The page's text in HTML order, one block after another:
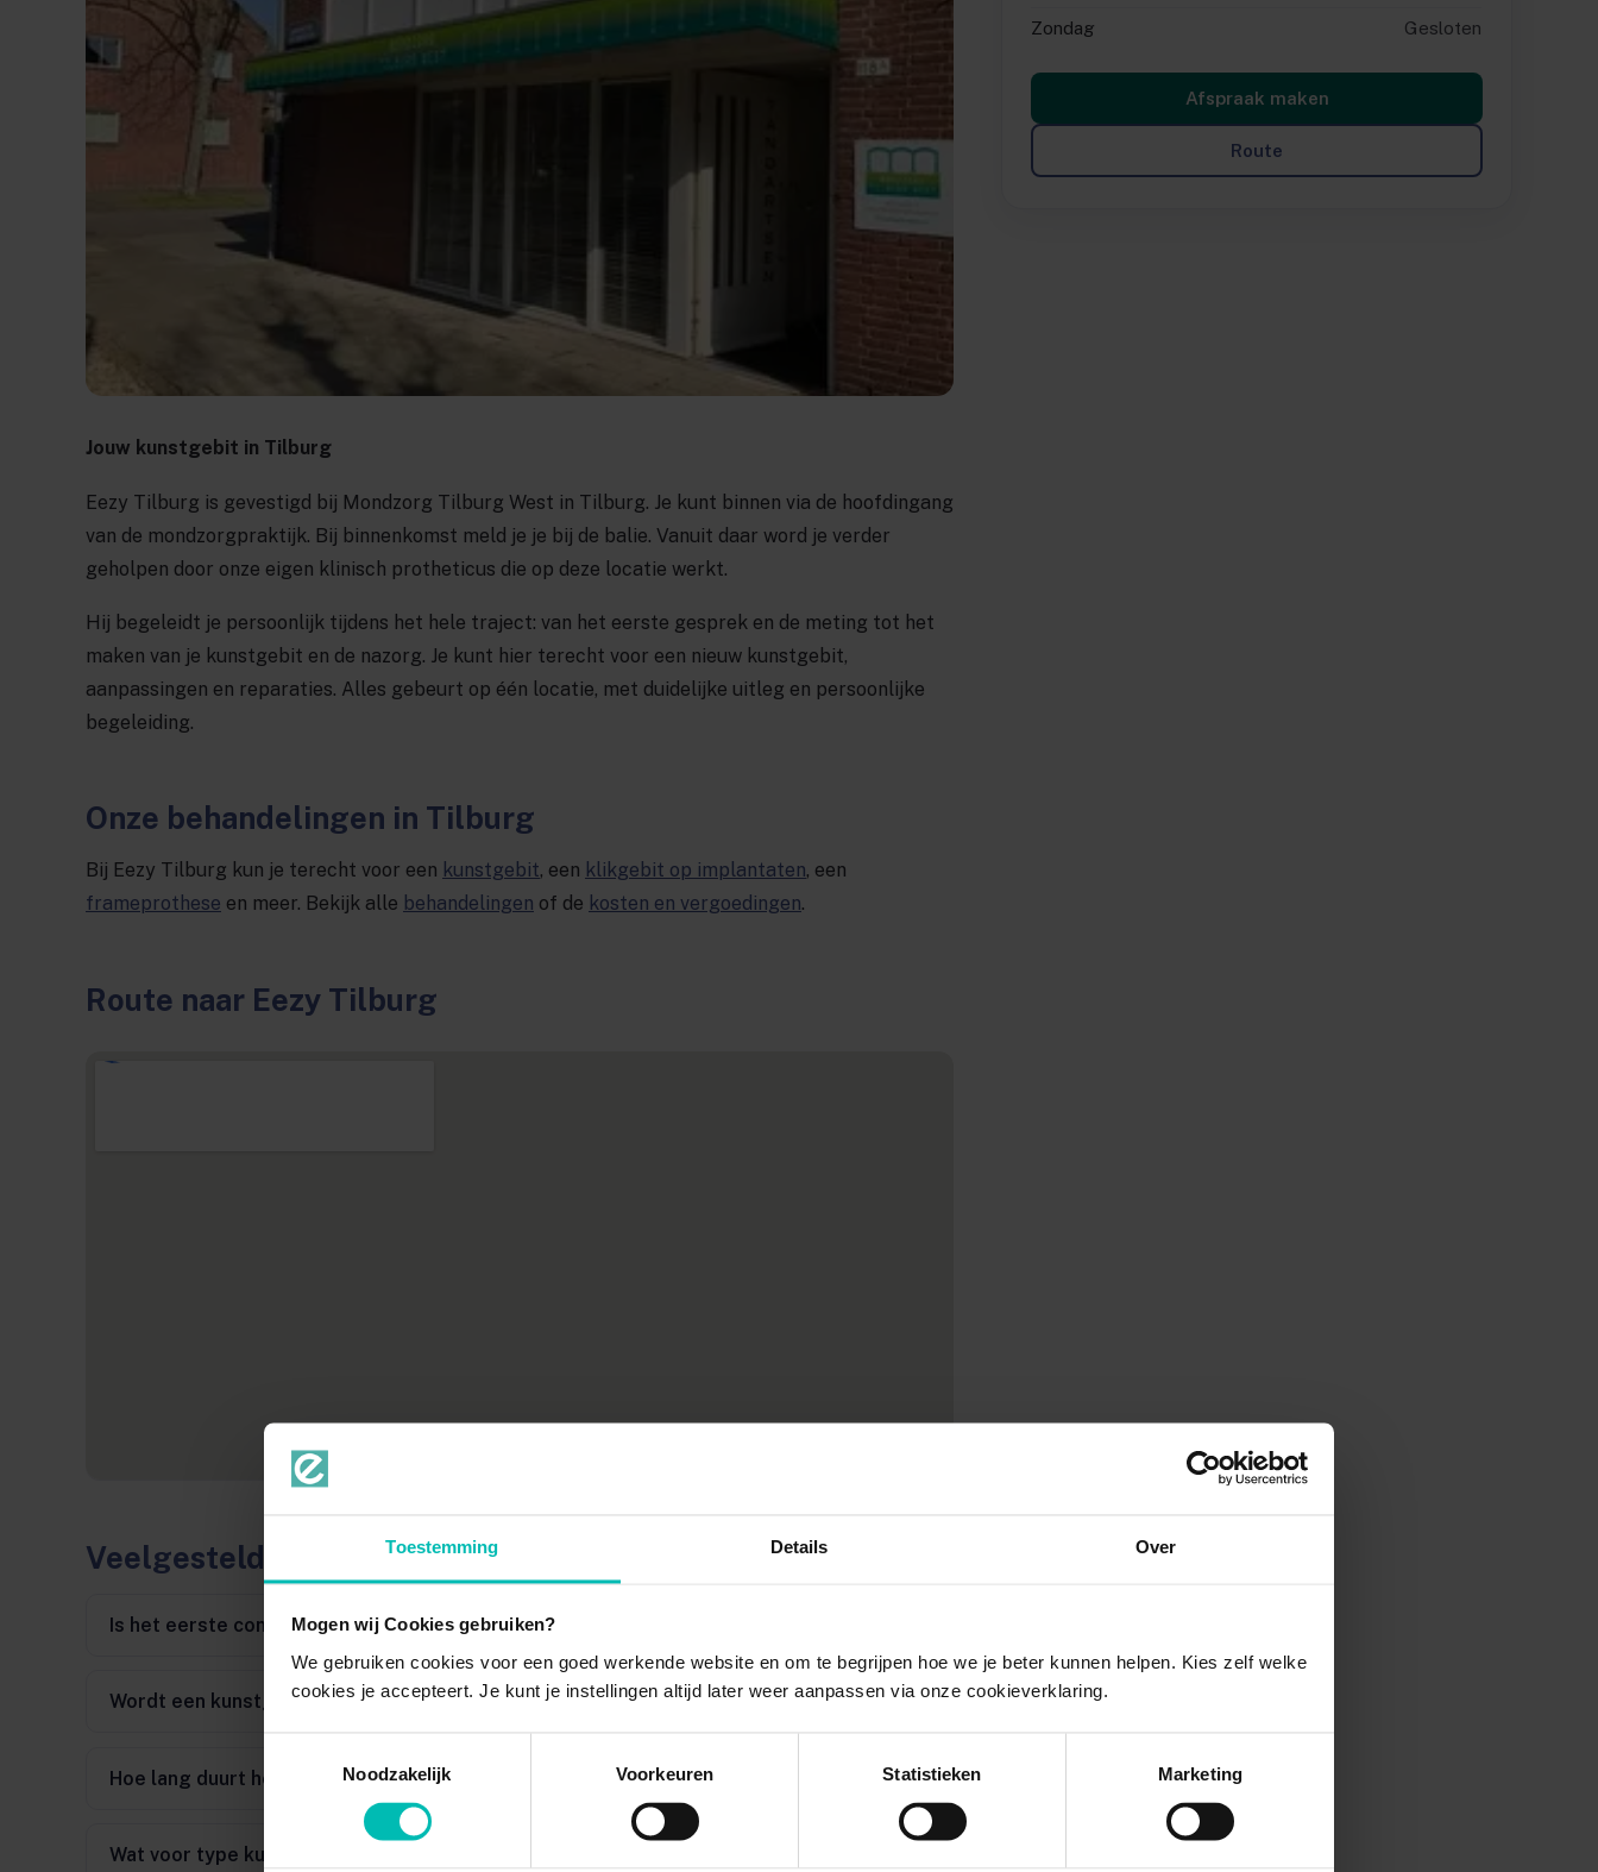
Toestemming Details Over
Mogen wij Cookies gebruiken?
We gebruiken cookies voor een goed werkende website en om te begrijpen hoe we je beter kunnen helpen. Kies zelf welke
cookies je accepteert. Je kunt je instellingen altijd later weer aanpassen via onze cookieverklaring.
Noodzakelijk
Voorkeuren Statistieken Marketing
Jouw kunstgebit in Tilburg
Eezy Tilburg is gevestigd bij Mondzorg Tilburg West in Tilburg. Je kunt binnen via de hoofdingang
van de mondzorgpraktijk. Bij binnenkomst meld je je bij de balie. Vanuit daar word je verder
geholpen door onze eigen klinisch protheticus die op deze locatie werkt.
Hij begeleidt je persoonlijk tijdens het hele traject: van het eerste gesprek en de meting tot het
maken van je kunstgebit en de nazorg. Je kunt hier terecht voor een nieuw kunstgebit,
aanpassingen en reparaties. Alles gebeurt op één locatie, met duidelijke uitleg en persoonlijke
begeleiding.
Onze behandelingen in Tilburg
Bij Eezy Tilburg kun je terecht voor een kunstgebit, een klikgebit op implantaten, een
frameprothese en meer. Bekijk alle behandelingen of de kosten en vergoedingen.
Route naar Eezy Tilburg
Veelgestelde vragen
Is het eerste consult echt gratis?
Wordt een kunstgebit vergoed door mijn zorgverzekering?
Hoe lang duurt het om mijn nieuwe kunstgebit te krijgen?
Wat voor type kunstgebit bieden jullie aan?
Zondag
Gesloten
Afspraak maken
Route